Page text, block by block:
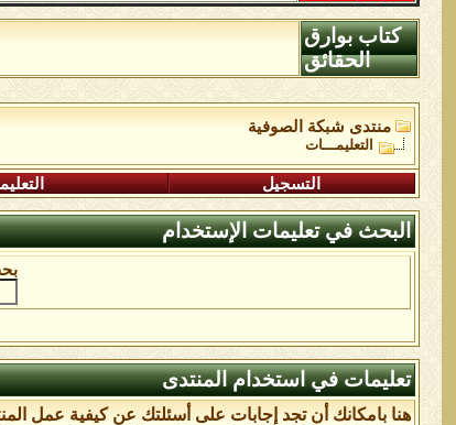
كتاب بوارق
الحقائق
منتدى شبكة الصوفية
التعليمـــات
التسجيل
البحث في تعليمات الإستخدام
تعليمات في استخدام المنتدى
هنا بامكانك أن تجد إجابات على أسئلتك عن كيفية عمل